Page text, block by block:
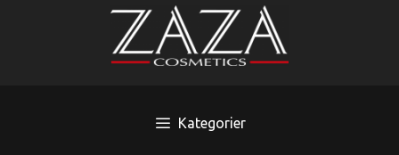
Kategorier